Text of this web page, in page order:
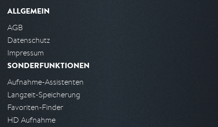
ALLGEMEIN
AGB
Datenschutz
Impressum
SONDERFUNKTIONEN
Aufnahme-Assistenten
Langzeit-Speicherung
Favoriten-Finder
HD Aufnahme